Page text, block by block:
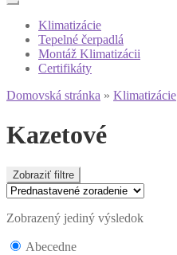
Klimatizácie
Tepelné čerpadlá
Montáž Klimatizácii
Certifikáty
Domovská stránka » Klimatizácie
Kazetové
Zobraziť filtre
Zobrazený jediný výsledok
Abecedne